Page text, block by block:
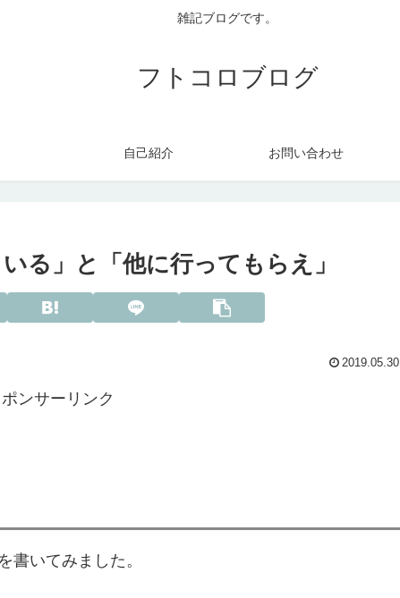
雑記ブログです。
フトコロブログ
自己紹介 お問い合わせ
る」と「他に行ってもらえ」
2019.05.30
ポンサーリンク
書いてみました。